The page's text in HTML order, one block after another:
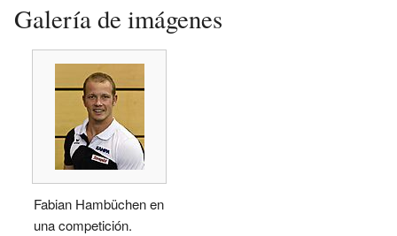
Galería de imágenes
Fabian Hambüchen en
una competición.